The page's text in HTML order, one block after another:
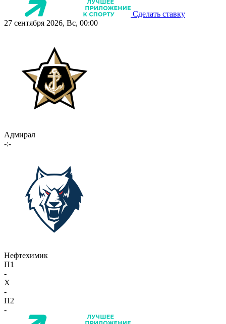
Сделать ставку
27 сентября 2026, Вс, 00:00
Адмирал
-:-
Нефтехимик
П1
-
X
-
П2
-